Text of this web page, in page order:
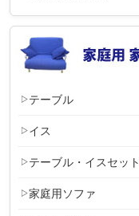
テーブル
イス
テーブル・イスセット
家庭用ソファ